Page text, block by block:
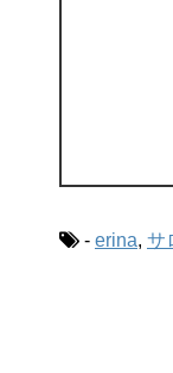
- erina, サ